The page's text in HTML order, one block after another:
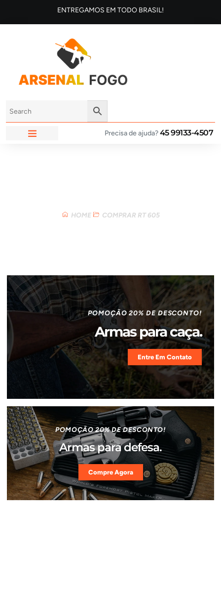
ENTREGAMOS EM TODO BRASIL!
Precisa de ajuda?45 99133-4507
HOME COMPRAR RT 605
POMOÇÃO 20% DE DESCONTO!
Armas para caça.
Entre Em Contato
POMOÇÃO 20% DE DESCONTO!
Armas para defesa.
Compre Agora